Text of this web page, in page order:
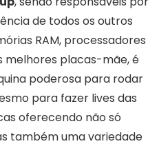
de todos os outros
RAM, processadores
melhores placas-mãe, é
poderosa para rodar
para fazer lives das
oferecendo não só
também uma variedade